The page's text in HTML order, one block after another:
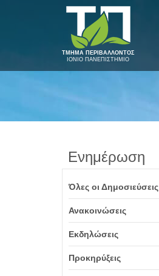
ΤΜΗΜΑ ΠΕΡΙΒΑΛΛΟΝΤΟΣ
ΙΟΝΙΟ ΠΑΝΕΠΙΣΤΗΜΙΟ
Ενημέρωση
Όλες οι Δημοσιεύσεις
Ανακοινώσεις
Εκδηλώσεις
Προκηρύξεις